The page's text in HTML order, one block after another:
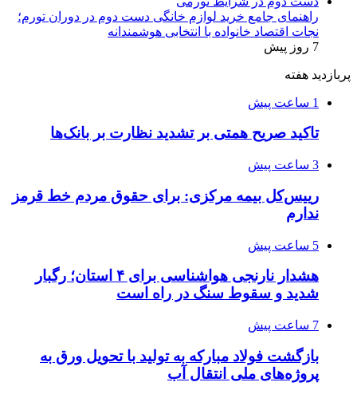
راهنمای جامع خرید لوازم خانگی دست دوم در دوران تورم؛
نجات اقتصاد خانواده با انتخابی هوشمندانه
7 روز پیش
پربازدید هفته
1 ساعت پیش
تاکید صریح همتی بر تشدید نظارت بر بانک‌ها
3 ساعت پیش
رییس‌کل بیمه مرکزی: برای حقوق مردم خط قرمز
ندارم
5 ساعت پیش
هشدار نارنجی هواشناسی برای ۴ استان؛ رگبار
شدید و سقوط سنگ در راه است
7 ساعت پیش
بازگشت فولاد مبارکه به تولید با تحویل ورق به
پروژه‌های ملی انتقال آب